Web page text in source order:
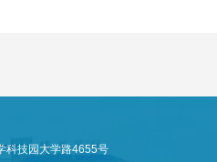
科技园大学路4655号